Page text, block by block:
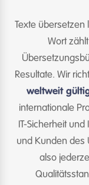
Texte übersetzen
Wort
Resultate. Wir
weltweit
internationale
IT-Sicherheit
und Kunden des
also